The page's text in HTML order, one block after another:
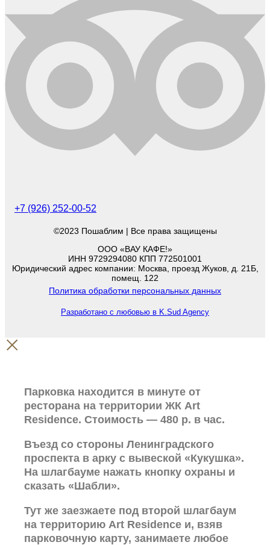
+7 (926) 252-00-52
©2023 Пошаблим | Все права защищены
ООО «ВАУ КАФЕ!»
ИНН 9729294080 КПП 772501001
Юридический адрес компании: Москва, проезд Жуков, д. 21Б,
помещ. 122
Политика обработки персональных данных
Разработано с любовью в K.Sud Agency
Парковка находится в минуте от
ресторана на территории ЖК Art
Residence. Стоимость — 480 р. в час.
Въезд со стороны Ленинградского
проспекта в арку с вывеской «Кукушка».
На шлагбауме нажать кнопку охраны и
сказать «Шабли».
Тут же заезжаете под второй шлагбаум
на территорию Art Residence и, взяв
парковочную карту, занимаете любое